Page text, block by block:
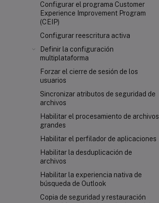
Configurar el programa Customer
Experience Improvement Program
(CEIP)
Configurar reescritura activa
Definir la configuración
multiplataforma
Forzar el cierre de sesión de los
usuarios
Sincronizar atributos de seguridad de
archivos
Habilitar el procesamiento de archivos
grandes
Habilitar el perfilador de aplicaciones
Habilitar la desduplicación de
archivos
Habilitar la experiencia nativa de
búsqueda de Outlook
Copia de seguridad y restauración